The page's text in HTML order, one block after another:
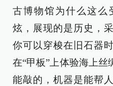
古博物馆为什么这么
炫，展现的是历史，
你可以穿梭在旧石器
在“甲板”上体验海上
能敲的，机器是能帮